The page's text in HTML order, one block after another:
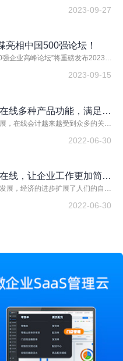
金融平台，携手打造实时授信、无
2023-09-27
亮相中国500强论坛！
企业高峰论坛”将重磅发布2023中
中国大企业发展的趋势、问题和建
2023-09-15
线多种产品功能，满足了
，在线会计越来越受到众多的关
软件市场中贡献了部分重要作用，
2022-06-30
线，让企业工作更加简单
展，经济的进步扩展了人们的自由
影响。但行业内鱼龙混杂，选择一
2022-06-30